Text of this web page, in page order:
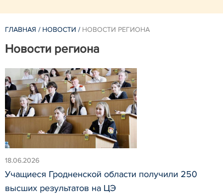
ГЛАВНАЯ / НОВОСТИ / НОВОСТИ РЕГИОНА
Новости региона
18.06.2026
Учащиеся Гродненской области получили 250
высших результатов на ЦЭ